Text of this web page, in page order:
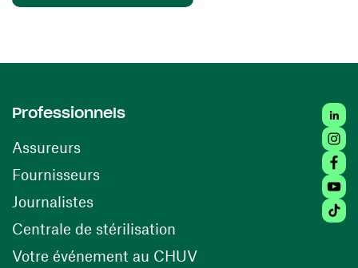
Professionnels
Assureurs
Fournisseurs(ouvre une nouvelle fenêtre)
Journalistes
Centrale de stérilisation (ouvre une nouvelle
Votre événement au CHUV(ouvre une nouvelle